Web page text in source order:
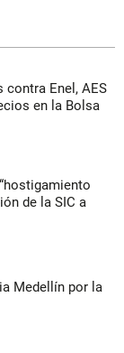
contra Enel, AES
en la Bolsa
de la SIC a
Medellín por la